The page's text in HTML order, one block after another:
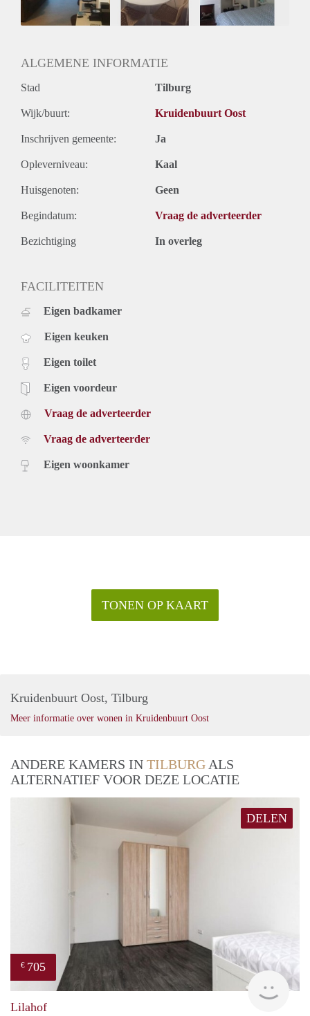
Huurtermijn
Onbepaalde termijn
ALGEMENE INFORMATIE
Stad Tilburg
Wijk/buurt: Kruidenbuurt Oost
Inschrijven gemeente: Ja
Opleverniveau: Kaal
Huisgenoten: Geen
Begindatum: Vraag de adverteerder
Bezichtiging In overleg
FACILITEITEN
Eigen badkamer
Eigen keuken
Eigen toilet
Eigen voordeur
Vraag de adverteerder
Vraag de adverteerder
Eigen woonkamer
TONEN OP KAART
Kruidenbuurt Oost, Tilburg
Meer informatie over wonen in Kruidenbuurt Oost
ANDERE KAMERS IN TILBURG ALS
ALTERNATIEF VOOR DEZE LOCATIE
DELEN
€ 705
Lilahof